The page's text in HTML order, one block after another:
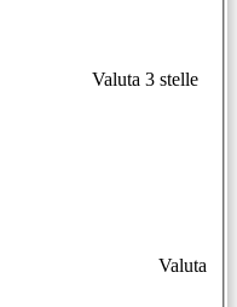
Valuta 3 stelle
Valuta